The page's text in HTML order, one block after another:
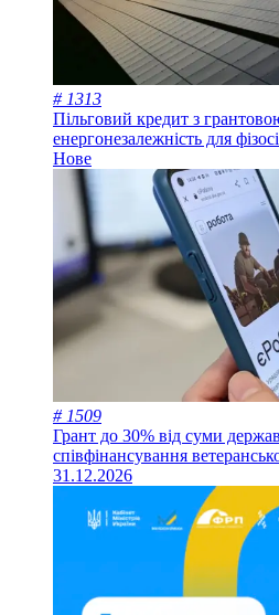
# 1313
Пільговий кредит з
енергонезалежність для
Нове
# 1509
Грант до 30% від суми
співфінансування
31.12.2026